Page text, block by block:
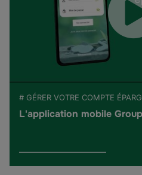
# GÉRER VOTRE COMPTE
L'application mobile